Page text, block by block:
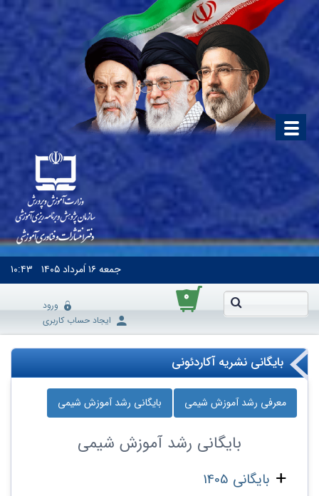
جمعه۱۶ اَمرداد ۱۴۰۵ ۱۰:۴۳
۰
ورود
ایجاد حساب کاربری
بایگانی نشریه آکاردئونی
معرفی رشد آموزش شیمی بایگانی رشد آموزش شیمی
بایگانی رشد آموزش شیمی
بایگانی 1405